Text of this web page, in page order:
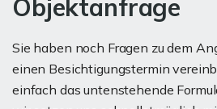
Objektanfrage
Sie haben noch Fragen zu dem
einen Besichtigungstermin
einfach das untenstehende